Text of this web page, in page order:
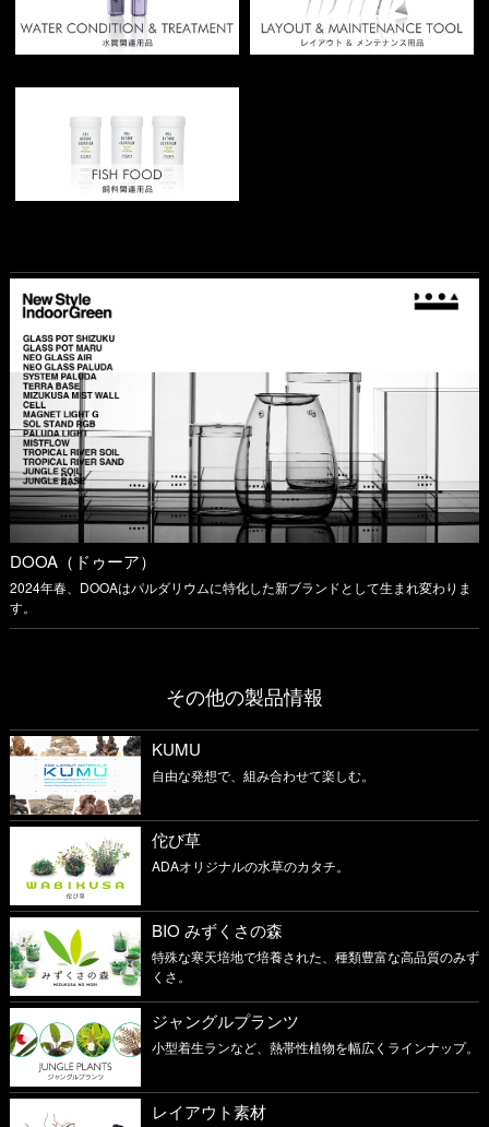
DOOA（ドゥーア）
2024年春、DOOAはパルダリウムに特化した新ブランドとして生まれ変わりま
す。
その他の製品情報
KUMU
自由な発想で、組み合わせて楽しむ。
佗び草
ADAオリジナルの水草のカタチ。
BIO みずくさの森
特殊な寒天培地で培養された、種類豊富な高品質のみず
くさ。
ジャングルプランツ
小型着生ランなど、熱帯性植物を幅広くラインナップ。
レイアウト素材